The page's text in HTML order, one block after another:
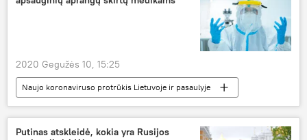
2020 Gegužės 10, 15:25
Naujo koronaviruso protrūkis Lietuvoje ir pasaulyje
Visuomenė
koronavirusas
Kinija
Lietuva
Putinas atskleidė, kokia yra Rusijos